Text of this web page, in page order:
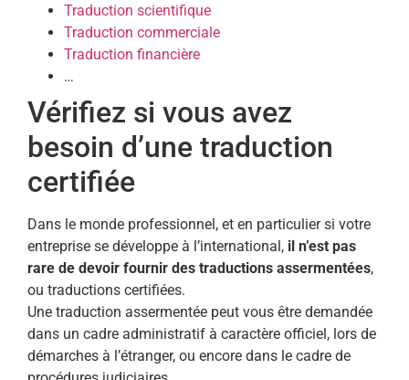
Traduction scientifique
Traduction commerciale
Traduction financière
…
Vérifiez si vous avez
besoin d’une traduction
certifiée
Dans le monde professionnel, et en particulier si votre
entreprise se développe à l’international, il n’est pas
rare de devoir fournir des traductions assermentées,
ou traductions certifiées.
Une traduction assermentée peut vous être demandée
dans un cadre administratif à caractère officiel, lors de
démarches à l’étranger, ou encore dans le cadre de